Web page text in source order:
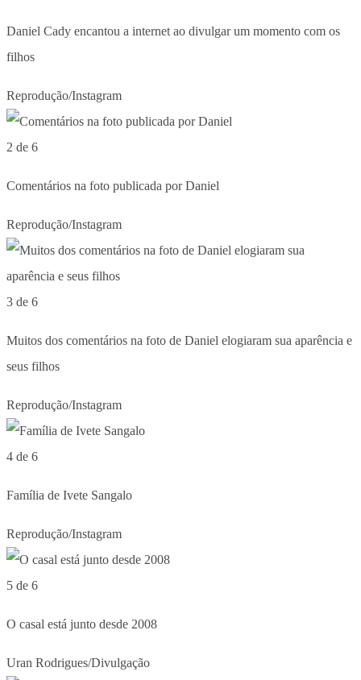
Daniel Cady encantou a internet ao divulgar um momento com os
filhos
Reprodução/Instagram
2 de 6
Comentários na foto publicada por Daniel
Reprodução/Instagram
3 de 6
Muitos dos comentários na foto de Daniel elogiaram sua aparência e
seus filhos
Reprodução/Instagram
4 de 6
Família de Ivete Sangalo
Reprodução/Instagram
5 de 6
O casal está junto desde 2008
Uran Rodrigues/Divulgação